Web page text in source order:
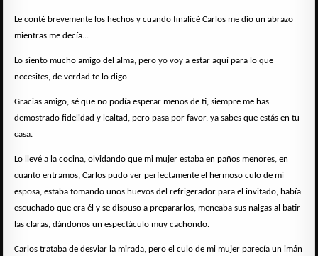
Le conté brevemente los hechos y cuando finalicé Carlos me dio un abrazo
mientras me decía…
Lo siento mucho amigo del alma, pero yo voy a estar aquí para lo que
necesites, de verdad te lo digo.
Gracias amigo, sé que no podía esperar menos de ti, siempre me has
demostrado fidelidad y lealtad, pero pasa por favor, ya sabes que estás en tu
casa.
Lo llevé a la cocina, olvidando que mi mujer estaba en paños menores, en
cuanto entramos, Carlos pudo ver perfectamente el hermoso culo de mi
esposa, estaba tomando unos huevos del refrigerador para el invitado, había
escuchado que era él y se dispuso a prepararlos, meneaba sus nalgas al batir
las claras, dándonos un espectáculo muy cachondo.
Carlos trataba de desviar la mirada, pero el culo de mi mujer parecía un imán